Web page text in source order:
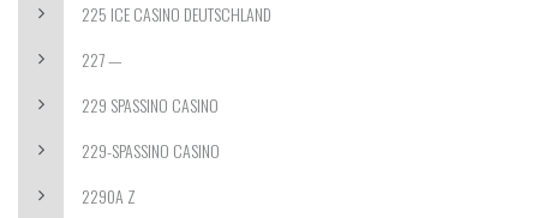
225 ICE CASINO DEUTSCHLAND
227 —
229 SPASSINO CASINO
229-SPASSINO CASINO
2290A Z